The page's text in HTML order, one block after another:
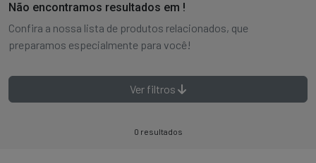
Não encontramos resultados em !
Confira a nossa lista de produtos relacionados, que
preparamos especialmente para você!
Ver filtros
0 resultados